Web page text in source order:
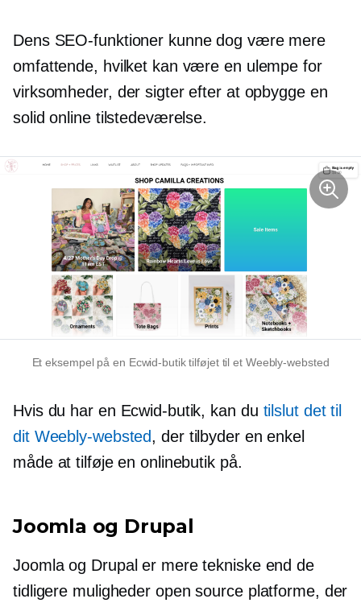
Dens SEO-funktioner kunne dog være mere
omfattende, hvilket kan være en ulempe for
virksomheder, der sigter efter at opbygge en
solid online tilstedeværelse.
Et eksempel på en Ecwid-butik tilføjet til et Weebly-websted
Hvis du har en Ecwid-butik, kan du tilslut det til
dit Weebly-websted, der tilbyder en enkel
måde at tilføje en onlinebutik på.
Joomla og Drupal
Joomla og Drupal er mere tekniske end de
tidligere muligheder open sourceplatforme, der